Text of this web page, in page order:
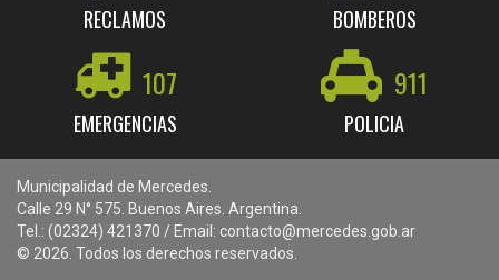
RECLAMOS BOMBEROS
107
EMERGENCIAS
911
POLICIA
Municipalidad de Mercedes.
Calle 29 N° 575. Buenos Aires. Argentina.
Tel.: (02324) 421370 / Email: contacto@mercedes.gob.ar
© 2026. Todos los derechos reservados.